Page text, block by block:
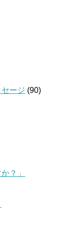
ージ (90)
？」